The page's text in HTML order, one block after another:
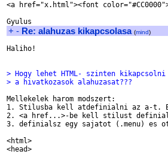
<a href="x.html"><font
+ - Re: alahuzas kikapcsolasa (mind)
Haliho!
> Hogy lehet HTML- szinten
> a hivatkozasok alahuzasat???
Mellekelek harom modszert:
1. Stilusba kell atdefinialni az a-t.
2. <a href...>-be kell stilust
3. definialsz egy sajatot (.menu) es
<html>
<head>